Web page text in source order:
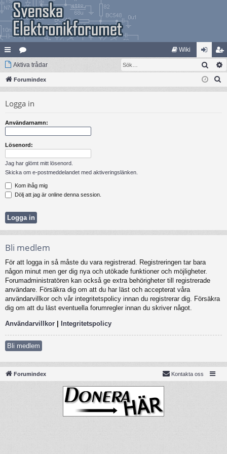
na
bb
ar
at
eg
er
Wiki
og
ga
li
m
Aktiva trådar Sök
Forumindex
Logga in
Användarnamn:
Lösenord:
Jag har glömt mitt lösenord.
Skicka om e-postmeddelandet med aktiveringslänken.
Kom ihåg mig
Dölj att jag är online denna session.
Bli medlem
För att logga in så måste du vara registrerad. Registreringen tar bara
någon minut men ger dig nya och utökade funktioner och möjligheter.
Forumadministratören kan också ge extra behörigheter till registrerade
användare. Försäkra dig om att du har läst och accepterat våra
användarvillkor och vår integritetspolicy innan du registrerar dig. Försäkra
dig om att du läst eventuella forumregler innan du skriver något.
Användarvillkor | Integritetspolicy
Bli medlem
Forumindex Kontakta oss